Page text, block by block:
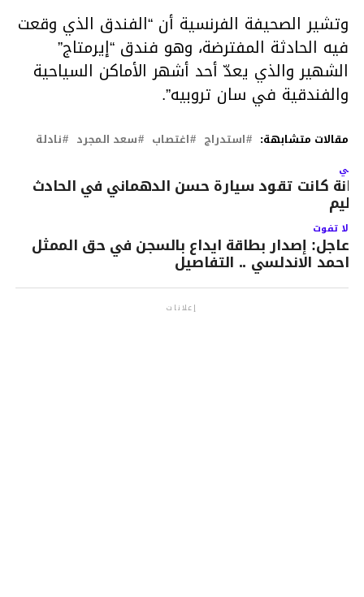
وتشير الصحيفة الفرنسية أن “الفندق الذي وقعت
فيه الحادثة المفترضة، وهو فندق “إيرمتاج”
الشهير والذي يعدّ أحد أشهر الأماكن السياحية
والفندقية في سان تروبيه”.
مقالات متشابهة: استدراج اغتصاب سعد المجرد نادلة
كانت تقود سيارة حسن الدهماني في الحادث
لا تفوت
عاجل: إصدار بطاقة ايداع بالسجن في حق الممثل
احمد الاندلسي .. التفاصيل
إعلانات